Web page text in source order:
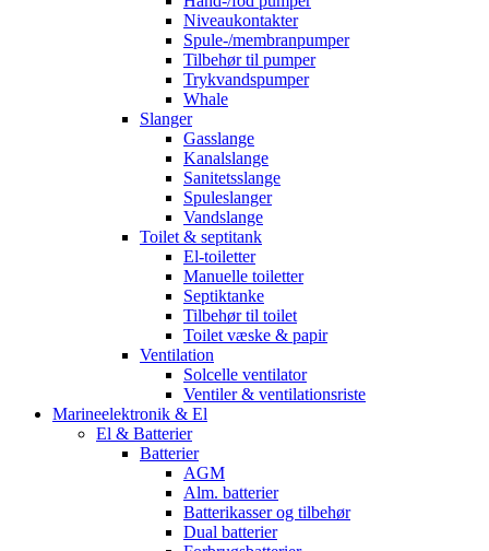
Niveaukontakter
Spule-/membranpumper
Tilbehør til pumper
Trykvandspumper
Whale
Slanger
Gasslange
Kanalslange
Sanitetsslange
Spuleslanger
Vandslange
Toilet & septitank
El-toiletter
Manuelle toiletter
Septiktanke
Tilbehør til toilet
Toilet væske & papir
Ventilation
Solcelle ventilator
Ventiler & ventilationsriste
Marineelektronik & El
El & Batterier
Batterier
AGM
Alm. batterier
Batterikasser og tilbehør
Dual batterier